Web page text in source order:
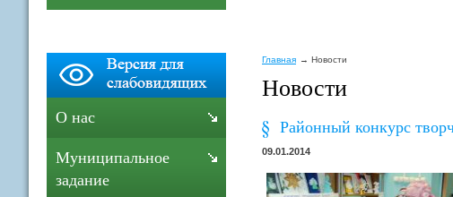
Главная Новости
Новости
Районный конкурс
09.01.2014
О нас
Муниципальное
задание